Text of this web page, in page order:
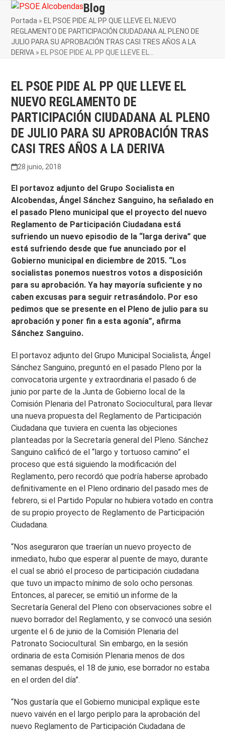
Skip
content
Open
mobile
menu
Close
mobile
menu
Blog
Portada » EL PSOE PIDE AL PP QUE LLEVE EL NUEVO
REGLAMENTO DE PARTICIPACIÓN CIUDADANA AL PLENO DE
JULIO PARA SU APROBACIÓN TRAS CASI TRES AÑOS A LA
DERIVA » EL PSOE PIDE AL PP QUE LLEVE EL…
EL PSOE PIDE AL PP QUE LLEVE EL
NUEVO REGLAMENTO DE
PARTICIPACIÓN CIUDADANA AL PLENO
DE JULIO PARA SU APROBACIÓN TRAS
CASI TRES AÑOS A LA DERIVA
28 junio, 2018
El portavoz adjunto del Grupo Socialista en
Alcobendas, Ángel Sánchez Sanguino, ha señalado en
el pasado Pleno municipal que el proyecto del nuevo
Reglamento de Participación Ciudadana está
sufriendo un nuevo episodio de la “larga deriva” que
está sufriendo desde que fue anunciado por el
Gobierno municipal en diciembre de 2015. “Los
socialistas ponemos nuestros votos a disposición
para su aprobación. Ya hay mayoría suficiente y no
caben excusas para seguir retrasándolo. Por eso
pedimos que se presente en el Pleno de julio para su
aprobación y poner fin a esta agonía”, afirma
Sánchez Sanguino.
El portavoz adjunto del Grupo Municipal Socialista, Ángel
Sánchez Sanguino, preguntó en el pasado Pleno por la
convocatoria urgente y extraordinaria el pasado 6 de
junio por parte de la Junta de Gobierno local de la
Comisión Plenaria del Patronato Sociocultural, para llevar
una nueva propuesta del Reglamento de Participación
Ciudadana que tuviera en cuenta las objeciones
planteadas por la Secretaría general del Pleno. Sánchez
Sanguino calificó de el “largo y tortuoso camino” el
proceso que está siguiendo la modificación del
Reglamento, pero recordó que podría haberse aprobado
definitivamente en el Pleno ordinario del pasado mes de
febrero, si el Partido Popular no hubiera votado en contra
de su propio proyecto de Reglamento de Participación
Ciudadana.
“Nos aseguraron que traerían un nuevo proyecto de
inmediato, hubo que esperar al puente de mayo, durante
el cual se abrió el proceso de participación ciudadana
que tuvo un impacto mínimo de solo ocho personas.
Entonces, al parecer, se emitió un informe de la
Secretaría General del Pleno con observaciones sobre el
nuevo borrador del Reglamento, y se convocó una sesión
urgente el 6 de junio de la Comisión Plenaria del
Patronato Sociocultural. Sin embargo, en la sesión
ordinaria de esta Comisión Plenaria menos de dos
semanas después, el 18 de junio, ese borrador no estaba
en el orden del día”.
“Nos gustaría que el Gobierno municipal explique este
nuevo vaivén en el largo periplo para la aprobación del
nuevo Reglamento de Participación Ciudadana de